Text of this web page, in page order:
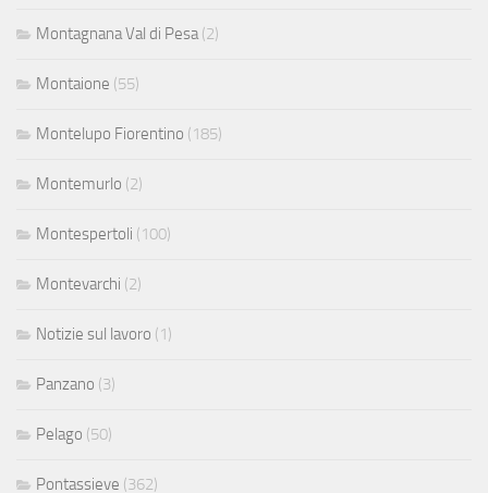
Montagnana Val di Pesa(2)
Montaione (55)
Montelupo Fiorentino (185)
Montemurlo (2)
Montespertoli (100)
Montevarchi (2)
Notizie sul lavoro (1)
Panzano (3)
Pelago (50)
Pontassieve (362)